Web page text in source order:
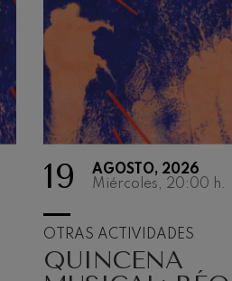
La música existe
vibra. Porque una
19
AGOSTO, 2026
Miércoles, 20:00 h.
OTRAS ACTIVIDADES
QUINCENA